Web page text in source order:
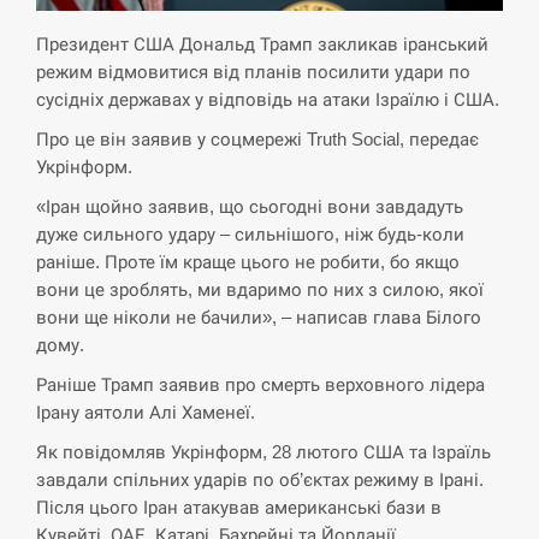
СЕРПЕНЬ
14:53
Экс-послу в США Стефанишиной вручили новое
СЕРПЕНЬ
У Росії розгортається ракетний підрозділ КНДР –
Reuters
СЕРПЕНЬ
14:23
Поставки ракет для ПВО сократились втрое,
хотя у партнеров они…
СЕРПЕНЬ
14:10
У Румунії затоплять чотири баржі для
збільшення потоку води до…
Президент США Дональд Трамп закликав іранський
режим відмовитися від планів посилити удари по
сусідніх державах у відповідь на атаки Ізраїлю і США.
Про це він заявив у соцмережі Truth Social, передає
Укрінформ.
«Іран щойно заявив, що сьогодні вони завдадуть
дуже сильного удару – сильнішого, ніж будь-коли
раніше. Проте їм краще цього не робити, бо якщо
вони це зроблять, ми вдаримо по них з силою, якої
вони ще ніколи не бачили», – написав глава Білого
дому.
Раніше Трамп заявив про смерть верховного лідера
Ірану аятоли Алі Хаменеї.
Як повідомляв Укрінформ, 28 лютого США та Ізраїль
завдали спільних ударів по об’єктах режиму в Ірані.
Після цього Іран атакував американські бази в